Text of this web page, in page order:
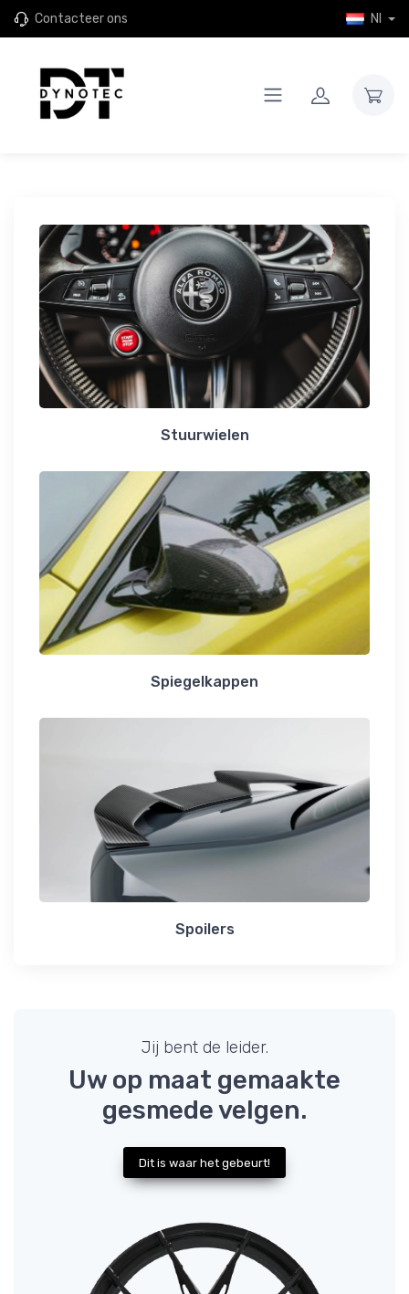
Contacteer ons Nl
Stuurwielen
Spiegelkappen
Spoilers
Jij bent de leider.
Uw op maat gemaakte
gesmede velgen.
Dit is waar het gebeurt!